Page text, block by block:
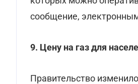
сообщение,
9. Цену на газ для
Правительство